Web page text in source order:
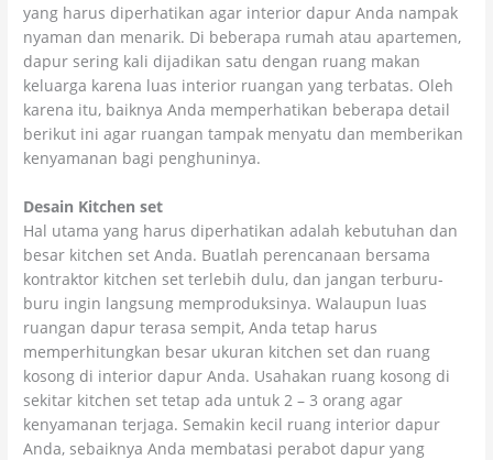
yang harus diperhatikan agar interior dapur Anda nampak
nyaman dan menarik. Di beberapa rumah atau apartemen,
dapur sering kali dijadikan satu dengan ruang makan
keluarga karena luas interior ruangan yang terbatas. Oleh
karena itu, baiknya Anda memperhatikan beberapa detail
berikut ini agar ruangan tampak menyatu dan memberikan
kenyamanan bagi penghuninya.
Desain Kitchen set
Hal utama yang harus diperhatikan adalah kebutuhan dan
besar kitchen set Anda. Buatlah perencanaan bersama
kontraktor kitchen set terlebih dulu, dan jangan terburu-
buru ingin langsung memproduksinya. Walaupun luas
ruangan dapur terasa sempit, Anda tetap harus
memperhitungkan besar ukuran kitchen set dan ruang
kosong di interior dapur Anda. Usahakan ruang kosong di
sekitar kitchen set tetap ada untuk 2 – 3 orang agar
kenyamanan terjaga. Semakin kecil ruang interior dapur
Anda, sebaiknya Anda membatasi perabot dapur yang